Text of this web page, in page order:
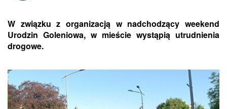
W związku z organizacją w nadchodzący weekend
Urodzin Goleniowa, w mieście wystąpią utrudnienia
drogowe.